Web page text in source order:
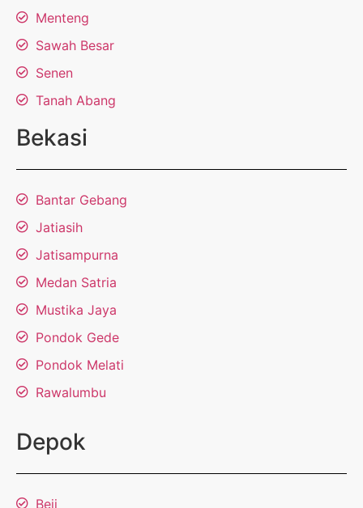
Menteng
Sawah Besar
Senen
Tanah Abang
Bekasi
Bantar Gebang
Jatiasih
Jatisampurna
Medan Satria
Mustika Jaya
Pondok Gede
Pondok Melati
Rawalumbu
Depok
Beji